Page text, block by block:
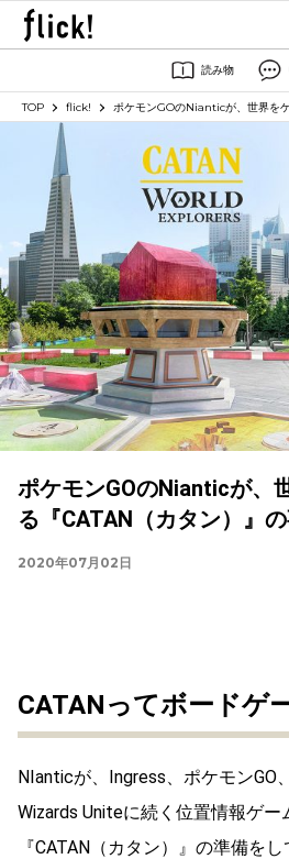
読み物
TOP flick! ポケモンGOのNianticが、世界を
ポケモンGOのNianticが、
る『CATAN（カタン）』
2020年07月02日
CATANってボードゲ
NIanticが、Ingress、ポケモンGO
Wizards Uniteに続く位置情報ゲー
『CATAN（カタン）』の準備を